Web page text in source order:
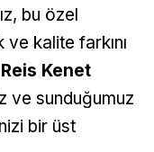
bu özel
kalite farkını
Reis Kenet
ve sunduğumuz
bir üst